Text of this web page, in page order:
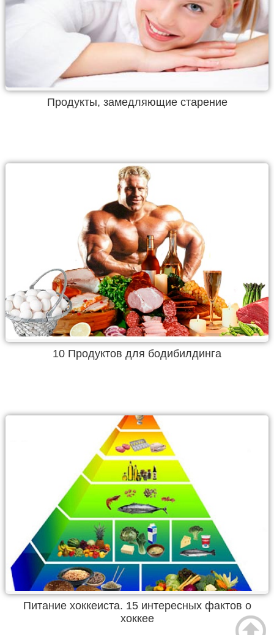
Продукты, замедляющие старение
10 Продуктов для бодибилдинга
Питание хоккеиста. 15 интересных фактов о
хоккее